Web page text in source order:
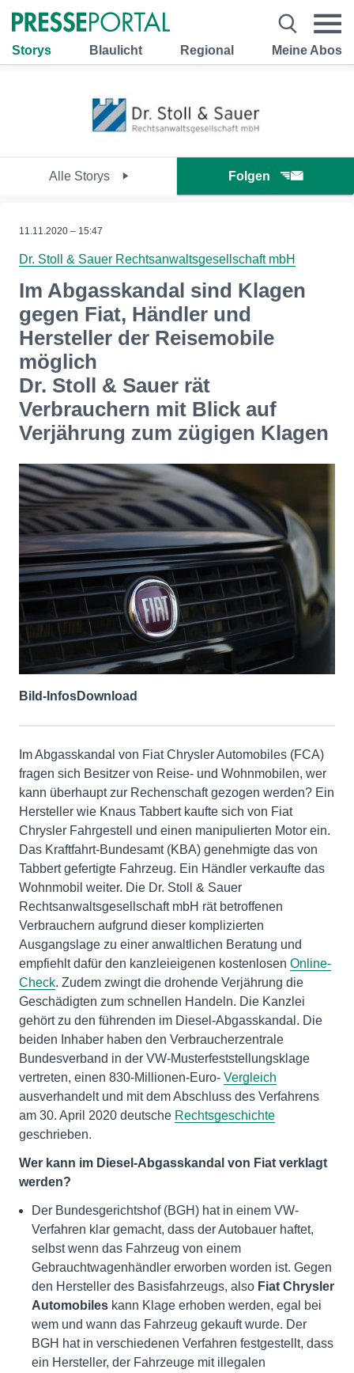
Storys Blaulicht Regional Meine Abos
Alle Storys Folgen
11.11.2020 – 15:47
Dr. Stoll & Sauer Rechtsanwaltsgesellschaft mbH
Im Abgasskandal sind Klagen
gegen Fiat, Händler und
Hersteller der Reisemobile
möglich
Dr. Stoll & Sauer rät
Verbrauchern mit Blick auf
Verjährung zum zügigen Klagen
Bild-InfosDownload
Im Abgasskandal von Fiat Chrysler Automobiles (FCA)
fragen sich Besitzer von Reise- und Wohnmobilen, wer
kann überhaupt zur Rechenschaft gezogen werden? Ein
Hersteller wie Knaus Tabbert kaufte sich von Fiat
Chrysler Fahrgestell und einen manipulierten Motor ein.
Das Kraftfahrt-Bundesamt (KBA) genehmigte das von
Tabbert gefertigte Fahrzeug. Ein Händler verkaufte das
Wohnmobil weiter. Die Dr. Stoll & Sauer
Rechtsanwaltsgesellschaft mbH rät betroffenen
Verbrauchern aufgrund dieser komplizierten
Ausgangslage zu einer anwaltlichen Beratung und
empfiehlt dafür den kanzleieigenen kostenlosen Online-
Check. Zudem zwingt die drohende Verjährung die
Geschädigten zum schnellen Handeln. Die Kanzlei
gehört zu den führenden im Diesel-Abgasskandal. Die
beiden Inhaber haben den Verbraucherzentrale
Bundesverband in der VW-Musterfeststellungsklage
vertreten, einen 830-Millionen-Euro- Vergleich
ausverhandelt und mit dem Abschluss des Verfahrens
am 30. April 2020 deutsche Rechtsgeschichte
geschrieben.
Wer kann im Diesel-Abgasskandal von Fiat verklagt
werden?
Der Bundesgerichtshof (BGH) hat in einem VW-
Verfahren klar gemacht, dass der Autobauer haftet,
selbst wenn das Fahrzeug von einem
Gebrauchtwagenhändler erworben worden ist. Gegen
den Hersteller des Basisfahrzeugs, also Fiat Chrysler
Automobiles kann Klage erhoben werden, egal bei
wem und wann das Fahrzeug gekauft wurde. Der
BGH hat in verschiedenen Verfahren festgestellt, dass
ein Hersteller, der Fahrzeuge mit illegalen